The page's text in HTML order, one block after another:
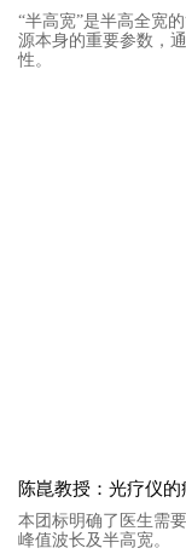
“半高宽”是半高全宽
源本身的重要参数，
性。
陈崑教授：光疗仪
本团标明确了医生需
峰值波长及半高宽。